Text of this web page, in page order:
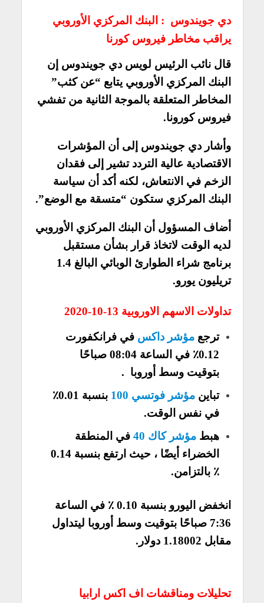
دي جويندوس : البنك المركزي الأوروبي
يراقب مخاطر فيروس كورنا
قال نائب الرئيس لويس دي جويندوس إن
البنك المركزي الأوروبي يتابع “عن كثب”
المخاطر المتعلقة بالموجة الثانية من تفشي
فيروس كورونا.
وأشار دي جويندوس إلى أن المؤشرات
الاقتصادية عالية التردد تشير إلى فقدان
الزخم في الانتعاش، لكنه أكد أن سياسة
البنك المركزي ستكون “متسقة مع الوضع”.
أضاف المسؤول أن البنك المركزي الأوروبي
لديه الوقت لاتخاذ قرار بشأن مستقبل
برنامج شراء الطوارئ الوبائي البالغ 1.4
تريليون يورو.
تداولات الاسهم الاوروبية 13-10-2020
ترجعمؤشر داكس في فرانكفورت
0.12٪ في الساعة 08:04 صباحًا
بتوقيت وسط أوروبا .
تباينمؤشر فوتسي 100
بنسبة 0.01٪
في نفس الوقت.
هبطمؤشر كاك 40
في المنطقة
الخضراء أيضًا ، حيث ارتفع بنسبة 0.14
٪ بالتزامن.
انخفض اليورو بنسبة 0.10 ٪ في الساعة
7:36 صباحًا بتوقيت وسط أوروبا ليتداول
مقابل 1.18002 دولار.
تحليلات ومناقشات اف اكس ارابيا